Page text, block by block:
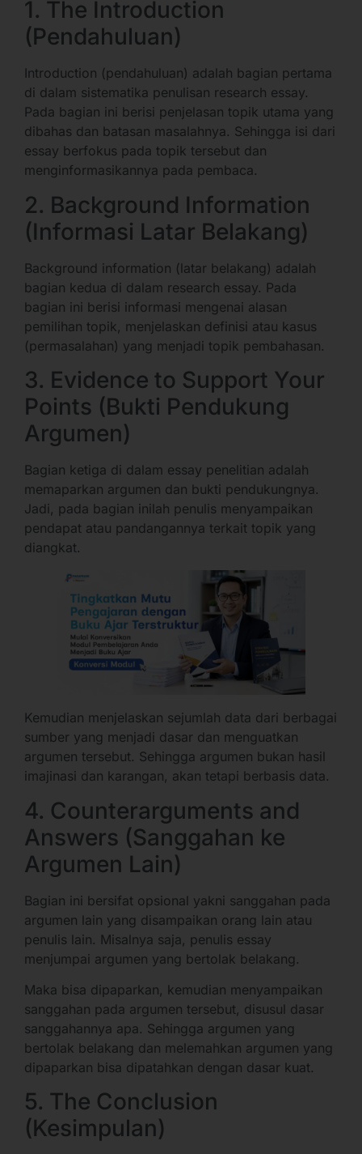
1. The Introduction
(Pendahuluan)
Introduction (pendahuluan) adalah bagian pertama
di dalam sistematika penulisan research essay.
Pada bagian ini berisi penjelasan topik utama yang
dibahas dan batasan masalahnya. Sehingga isi dari
essay berfokus pada topik tersebut dan
menginformasikannya pada pembaca.
2. Background Information
(Informasi Latar Belakang)
Background information (latar belakang) adalah
bagian kedua di dalam research essay. Pada
bagian ini berisi informasi mengenai alasan
pemilihan topik, menjelaskan definisi atau kasus
(permasalahan) yang menjadi topik pembahasan.
3. Evidence to Support Your
Points (Bukti Pendukung
Argumen)
Bagian ketiga di dalam essay penelitian adalah
memaparkan argumen dan bukti pendukungnya.
Jadi, pada bagian inilah penulis menyampaikan
pendapat atau pandangannya terkait topik yang
diangkat.
Kemudian menjelaskan sejumlah data dari berbagai
sumber yang menjadi dasar dan menguatkan
argumen tersebut. Sehingga argumen bukan hasil
imajinasi dan karangan, akan tetapi berbasis data.
4. Counterarguments and
Answers (Sanggahan ke
Argumen Lain)
Bagian ini bersifat opsional yakni sanggahan pada
argumen lain yang disampaikan orang lain atau
penulis lain. Misalnya saja, penulis essay
menjumpai argumen yang bertolak belakang.
Maka bisa dipaparkan, kemudian menyampaikan
sanggahan pada argumen tersebut, disusul dasar
sanggahannya apa. Sehingga argumen yang
bertolak belakang dan melemahkan argumen yang
dipaparkan bisa dipatahkan dengan dasar kuat.
5. The Conclusion
(Kesimpulan)